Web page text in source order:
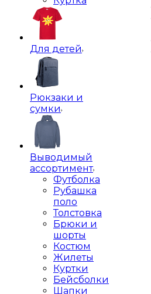
Для детей
Рюкзаки и
сумки
Выводимый
ассортимент
Футболка
Рубашка
поло
Толстовка
Брюки и
шорты
Костюм
Жилеты
Куртки
Бейсболки
Шапки